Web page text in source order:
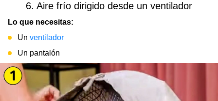
6. Aire frío dirigido desde un ventilador
Lo que necesitas:
Un ventilador
Un pantalón